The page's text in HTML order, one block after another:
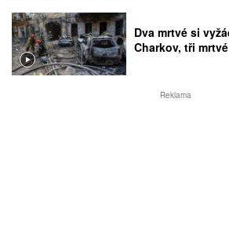
Dva mrtvé si
Charkov, tři
Reklama